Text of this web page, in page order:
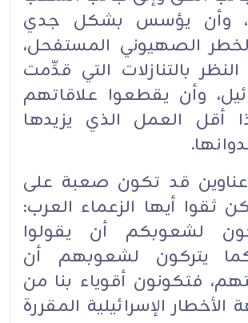
وأن يؤسس بشكل جدي
الصهيوني المستفحل،
بالتنازلات التي قدِّمت
وأن يقطعوا علاقاتهم
أقل العمل الذي يزيدها
قد تكون صعبة على
ثقوا أيها الزعماء العرب:
لشعوبكم أن يقولوا
يتركون لشعوبهم أن
فتكونون أقوياء بنا من
الإسرائيلية المقررة